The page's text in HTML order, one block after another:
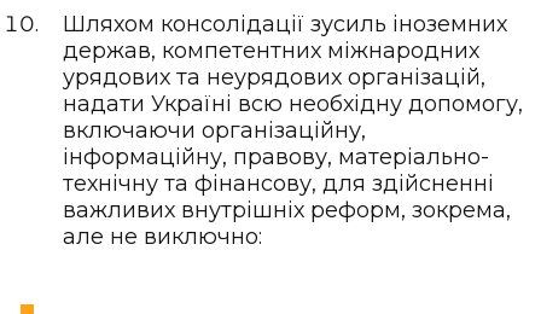
Шляхом консолідації зусиль іноземних
держав, компетентних міжнародних
урядових та неурядових організацій,
надати Україні всю необхідну допомогу,
включаючи організаційну,
інформаційну, правову, матеріально-
технічну та фінансову, для здійсненні
важливих внутрішніх реформ, зокрема,
але не виключно: